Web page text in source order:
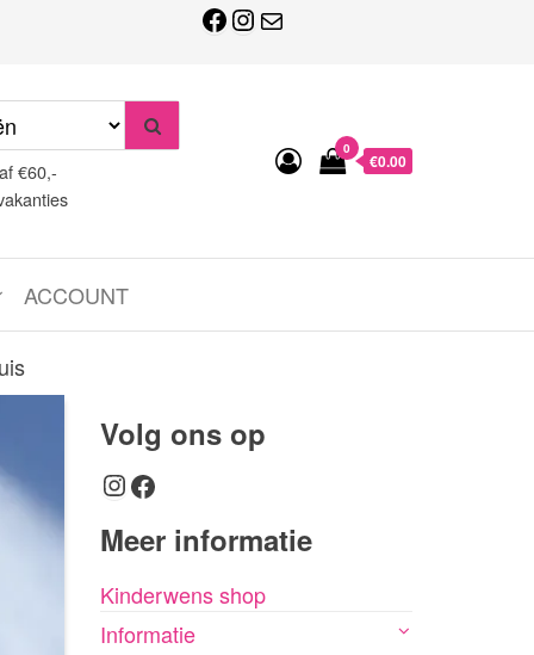
Facebook Instagram E-mail
€60,-
0
€0.00
ACCOUNT
Volg ons op
Instagram
Facebook
Meer informatie
Kinderwens shop
Informatie